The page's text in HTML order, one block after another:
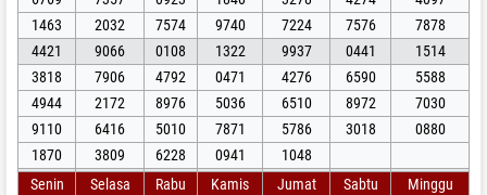
1463
2032 7574 9740 7224 7576
7878
4421
9066 0108 1322 9937 0441
1514
3818
7906 4792 0471 4276 6590
5588
4944
2172 8976 5036 6510 8972
7030
9110
6416 5010 7871 5786 3018
0880
1870
3809 6228 0941
1048
Senin
Selasa Rabu Kamis Jumat Sabtu Minggu